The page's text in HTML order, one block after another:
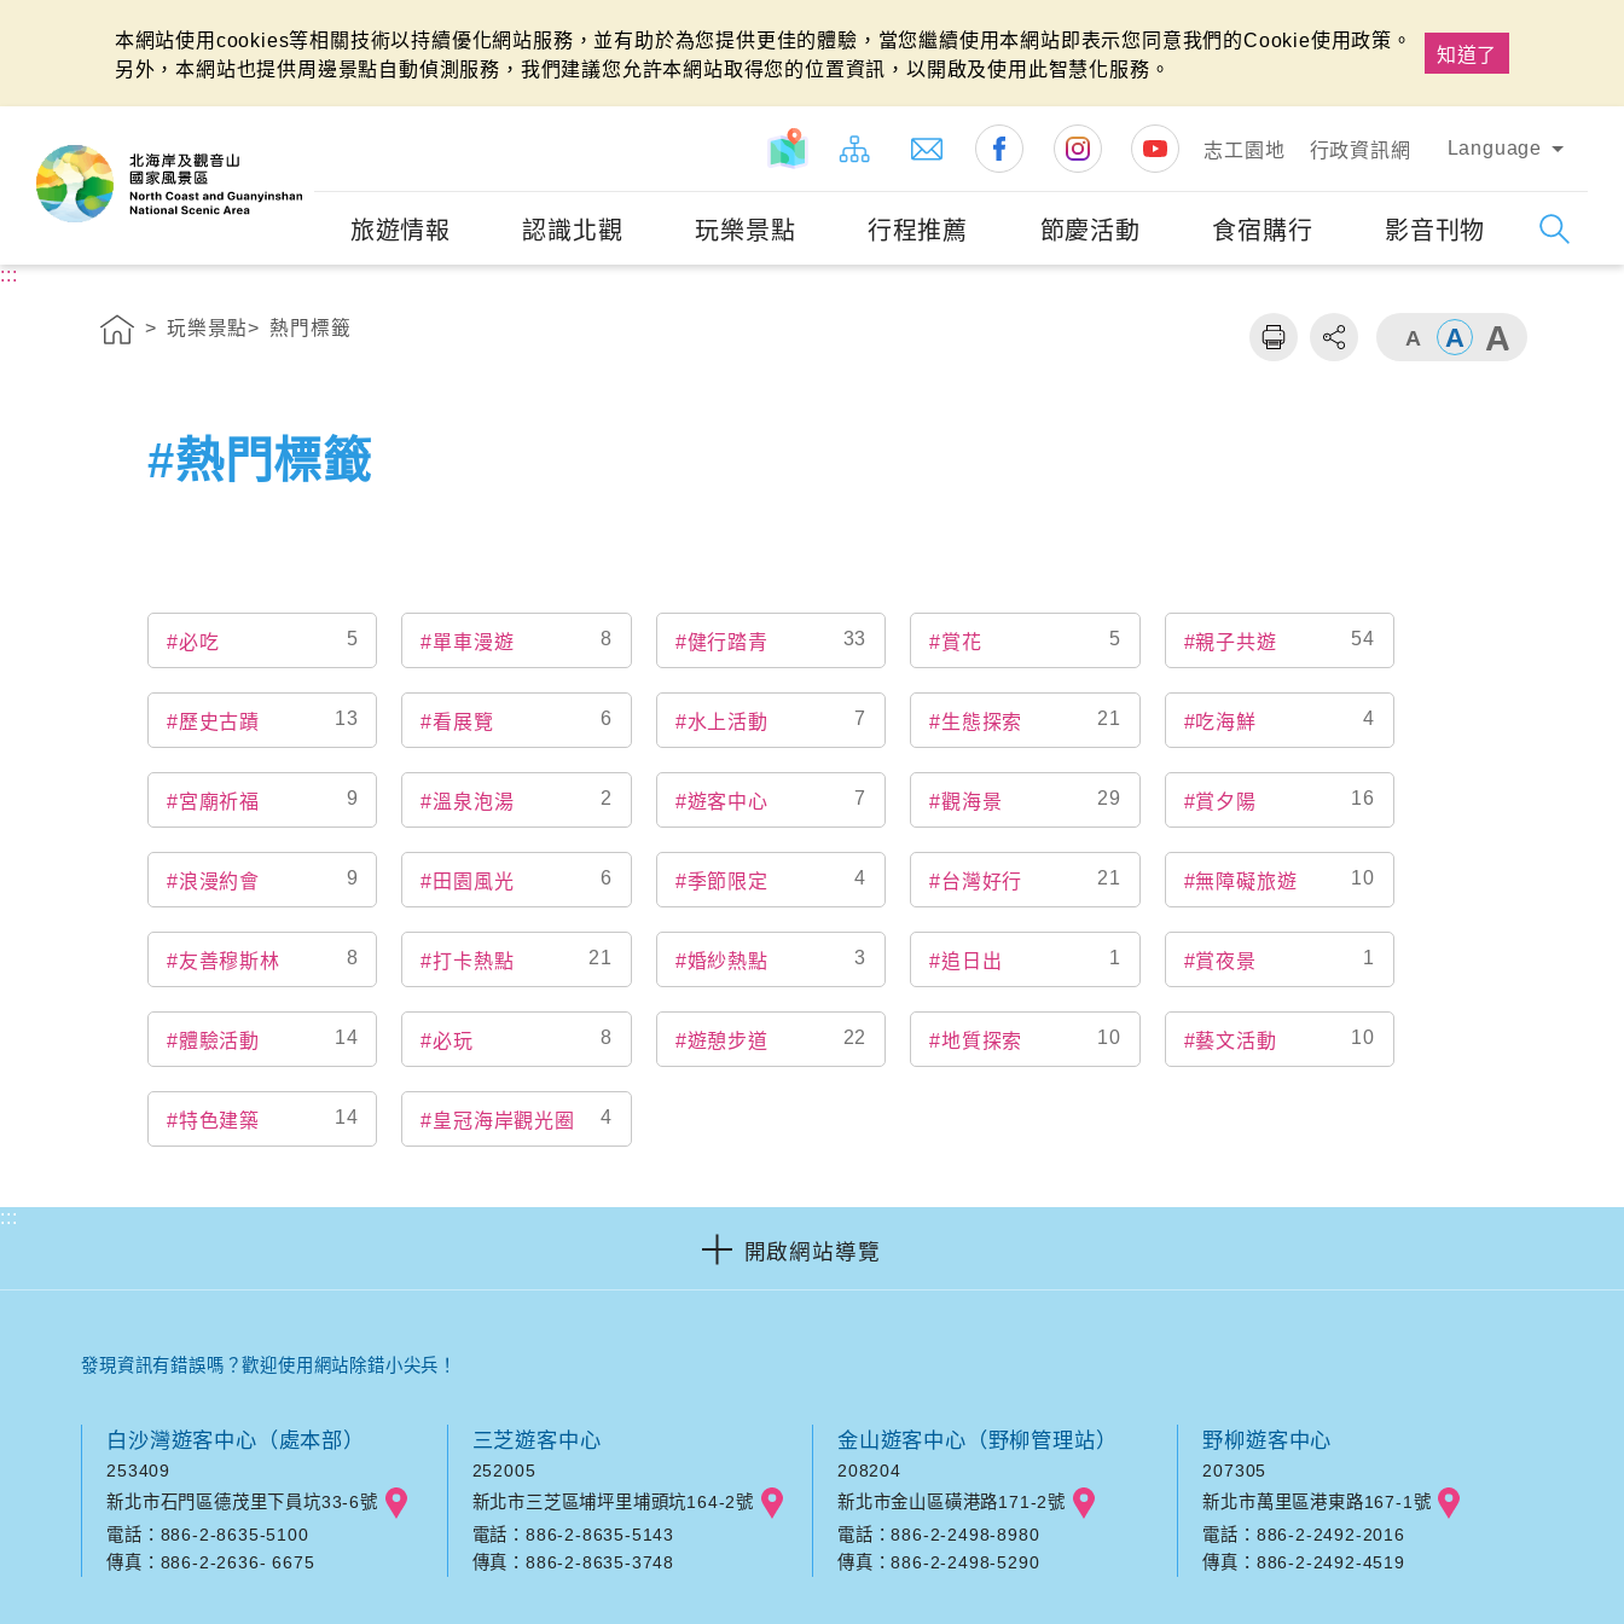
本網站使用cookies等相關技術以持續優化網站服務，並有助於為您提供更佳的體驗，當您繼續使用本網站即表示您同意我們的Cookie使用政策。
另外，本網站也提供周邊景點自動偵測服務，我們建議您允許本網站取得您的位置資訊，以開啟及使用此智慧化服務。
知道了
志工園地
行政資訊網 Language
旅遊情報 認識北觀 玩樂景點 行程推薦 節慶活動 食宿購行 影音刊物
:::
玩樂景點 熱門標籤
#熱門標籤
#必吃 5 #單車漫遊 8 #健行踏青 33 #賞花 5 #親子共遊 54
#歷史古蹟 13 #看展覽 6 #水上活動 7 #生態探索 21 #吃海鮮 4
#宮廟祈福 9 #溫泉泡湯 2 #遊客中心 7 #觀海景 29 #賞夕陽 16
#浪漫約會 9 #田園風光 6 #季節限定 4 #台灣好行 21 #無障礙旅遊 10
#友善穆斯林 8 #打卡熱點 21 #婚紗熱點 3 #追日出 1 #賞夜景 1
#體驗活動 14 #必玩 8 #遊憩步道 22 #地質探索 10 #藝文活動 10
#特色建築 14 #皇冠海岸觀光圈 4
:::
開啟網站導覽
發現資訊有錯誤嗎？歡迎使用網站除錯小尖兵！
白沙灣遊客中心（處本部）
253409
新北市石門區德茂里下員坑33-6號
電話：886-2-8635-5100
傳真：886-2-2636- 6675
三芝遊客中心
252005
新北市三芝區埔坪里埔頭坑164-2號
電話：886-2-8635-5143
傳真：886-2-8635-3748
金山遊客中心（野柳管理站）
208204
新北市金山區磺港路171-2號
電話：886-2-2498-8980
傳真：886-2-2498-5290
野柳遊客中心
207305
新北市萬里區港東路167-1號
電話：886-2-2492-2016
傳真：886-2-2492-4519